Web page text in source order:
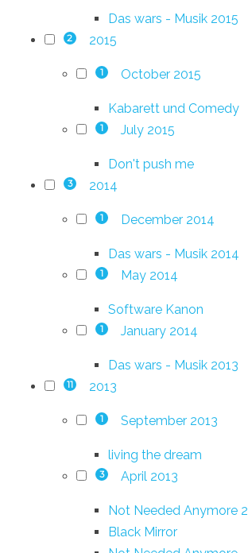
Das wars - Musik 2015
2 2015
1 October 2015
Kabarett und Comedy
1 July 2015
Don't push me
3 2014
1 December 2014
Das wars - Musik 2014
1 May 2014
Software Kanon
1 January 2014
Das wars - Musik 2013
11 2013
1 September 2013
living the dream
3 April 2013
Not Needed Anymore 2
Black Mirror